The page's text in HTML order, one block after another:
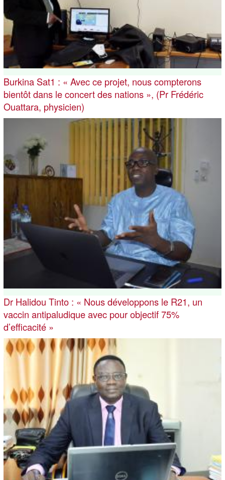
Burkina Sat1 : « Avec ce projet, nous compterons
bientôt dans le concert des nations », (Pr Frédéric
Ouattara, physicien)
Dr Halidou Tinto : « Nous développons le R21, un
vaccin antipaludique avec pour objectif 75%
d’efficacité »